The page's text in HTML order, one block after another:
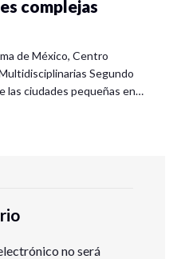
complejas
de México, Centro
Segundo
las ciudades pequeñas en…
no será